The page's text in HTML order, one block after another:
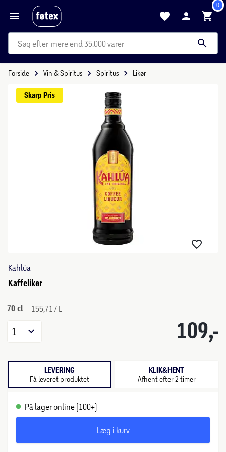
0
mere end 35.000 varer
Forside Vin & Spiritus Spiritus Likør
Skarp Pris
Kahlúa
Kaffelikør
70 cl 155,71 / L
109,-
1
LEVERING
Få leveret produktet
KLIK&HENT
Afhent efter 2 timer
På lager online (100+)
Læg i kurv